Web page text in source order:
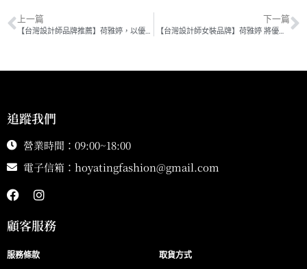
上一篇 下一篇
【台灣設計師女裝品牌】荷雅婷 將優雅與自信縫進每一道線條
追蹤我們
營業時間：09:00~18:00
電子信箱： hoyatingfashion@gmail.com
顧客服務
服務條款 取貨方式